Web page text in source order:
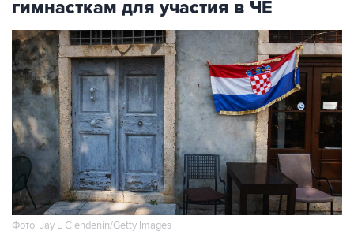
Фото: Jay L Clendenin/Getty Images
Москва. 7 августа. INTERFAX.RU - Посольство